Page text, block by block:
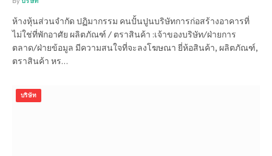
ห้างหุ้นส่วนจำกัด ปฏิมากรรม คนปั้นปูนบริษัทการก่อสร้างอาคารที่
ไม่ใช่ที่พักอาศัย ผลิตภัณฑ์ / ตราสินค้า :เจ้าของบริษัท/ฝ่ายการ
ตลาด/ฝ่ายข้อมูล มีความสนใจที่จะลงโฆษณา ยี่ห้อสินค้า, ผลิตภัณฑ์,
ตราสินค้า หร…
บริษัท